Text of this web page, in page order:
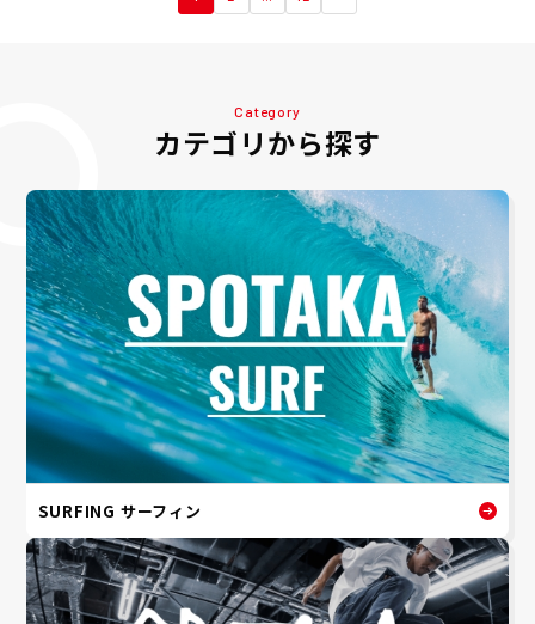
Category
カテゴリから探す
SURFING サーフィン